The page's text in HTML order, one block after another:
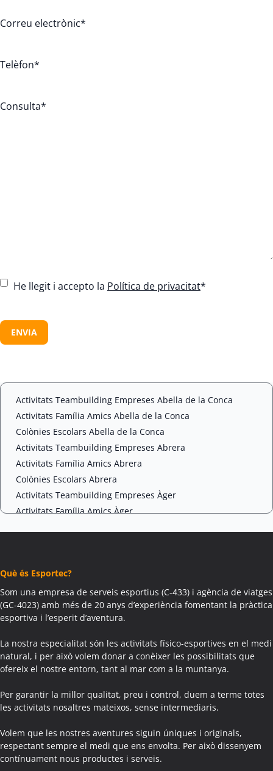
Correu electrònic*
Telèfon*
Consulta*
C
s
e
*
He llegit i accepto la Política de privacitat*
A
P
H
Activitats Teambuilding Empreses Abella de la Conca
Activitats Família Amics Abella de la Conca
Colònies Escolars Abella de la Conca
Activitats Teambuilding Empreses Abrera
Activitats Família Amics Abrera
Colònies Escolars Abrera
Activitats Teambuilding Empreses Àger
Activitats Família Amics Àger
Colònies Escolars Agramunt
Activitats Teambuilding Empreses Aguilar de Segarra
Activitats Família Amics Aguilar de Segarra
Colònies Escolars Aguilar de Segarra
Activitats Teambuilding Empreses Agullana
Activitats Família Amics Agullana
Colònies Escolars Agullana
Activitats Família Amics Aiguafreda
Activitats Teambuilding Empreses Aiguamúrcia
Activitats Família Amics Aiguamúrcia
Colònies Escolars Aiguamúrcia
Què és Esportec?
Som una empresa de serveis esportius (C-433) i agència de viatges
(GC-4023) amb més de 20 anys d’experiència fomentant la pràctica
esportiva i l’esperit d’aventura.
La nostra especialitat són les activitats físico-esportives en el medi
natural, i per això volem donar a conèixer les possibilitats que
ofereix el nostre entorn, tant al mar com a la muntanya.
Per garantir la millor qualitat, preu i control, duem a terme totes
les activitats nosaltres mateixos, sense intermediaris.
Volem que les nostres aventures siguin úniques i originals,
respectant sempre el medi que ens envolta. Per això dissenyem
contínuament nous productes i serveis.